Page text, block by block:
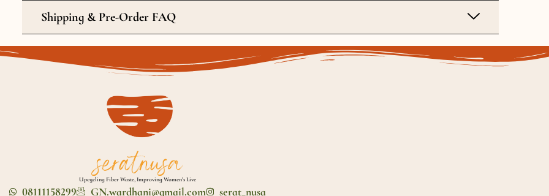
Shipping & Pre-Order FAQ
Upcycling Fiber Waste, Improving Women's Live
08111158299 GN.wardhani@gmail.com serat_nusa